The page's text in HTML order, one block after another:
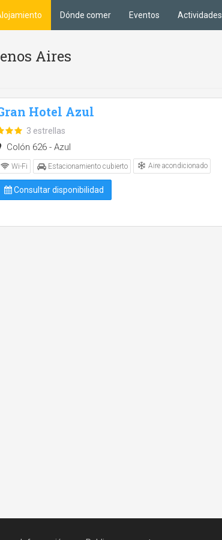
Dónde comer Eventos Actividades
Aires
Hotel Azul
3 estrellas
Colón 626 - Azul
Wi-Fi Estacionamiento cubierto Aire acondicionado
Consultar disponibilidad